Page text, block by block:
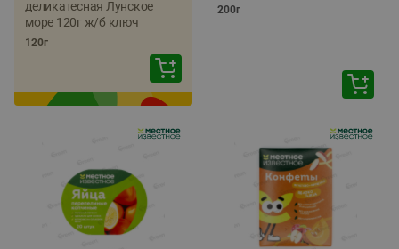
деликатесная Лунское
море 120г ж/б ключ
120г
200г